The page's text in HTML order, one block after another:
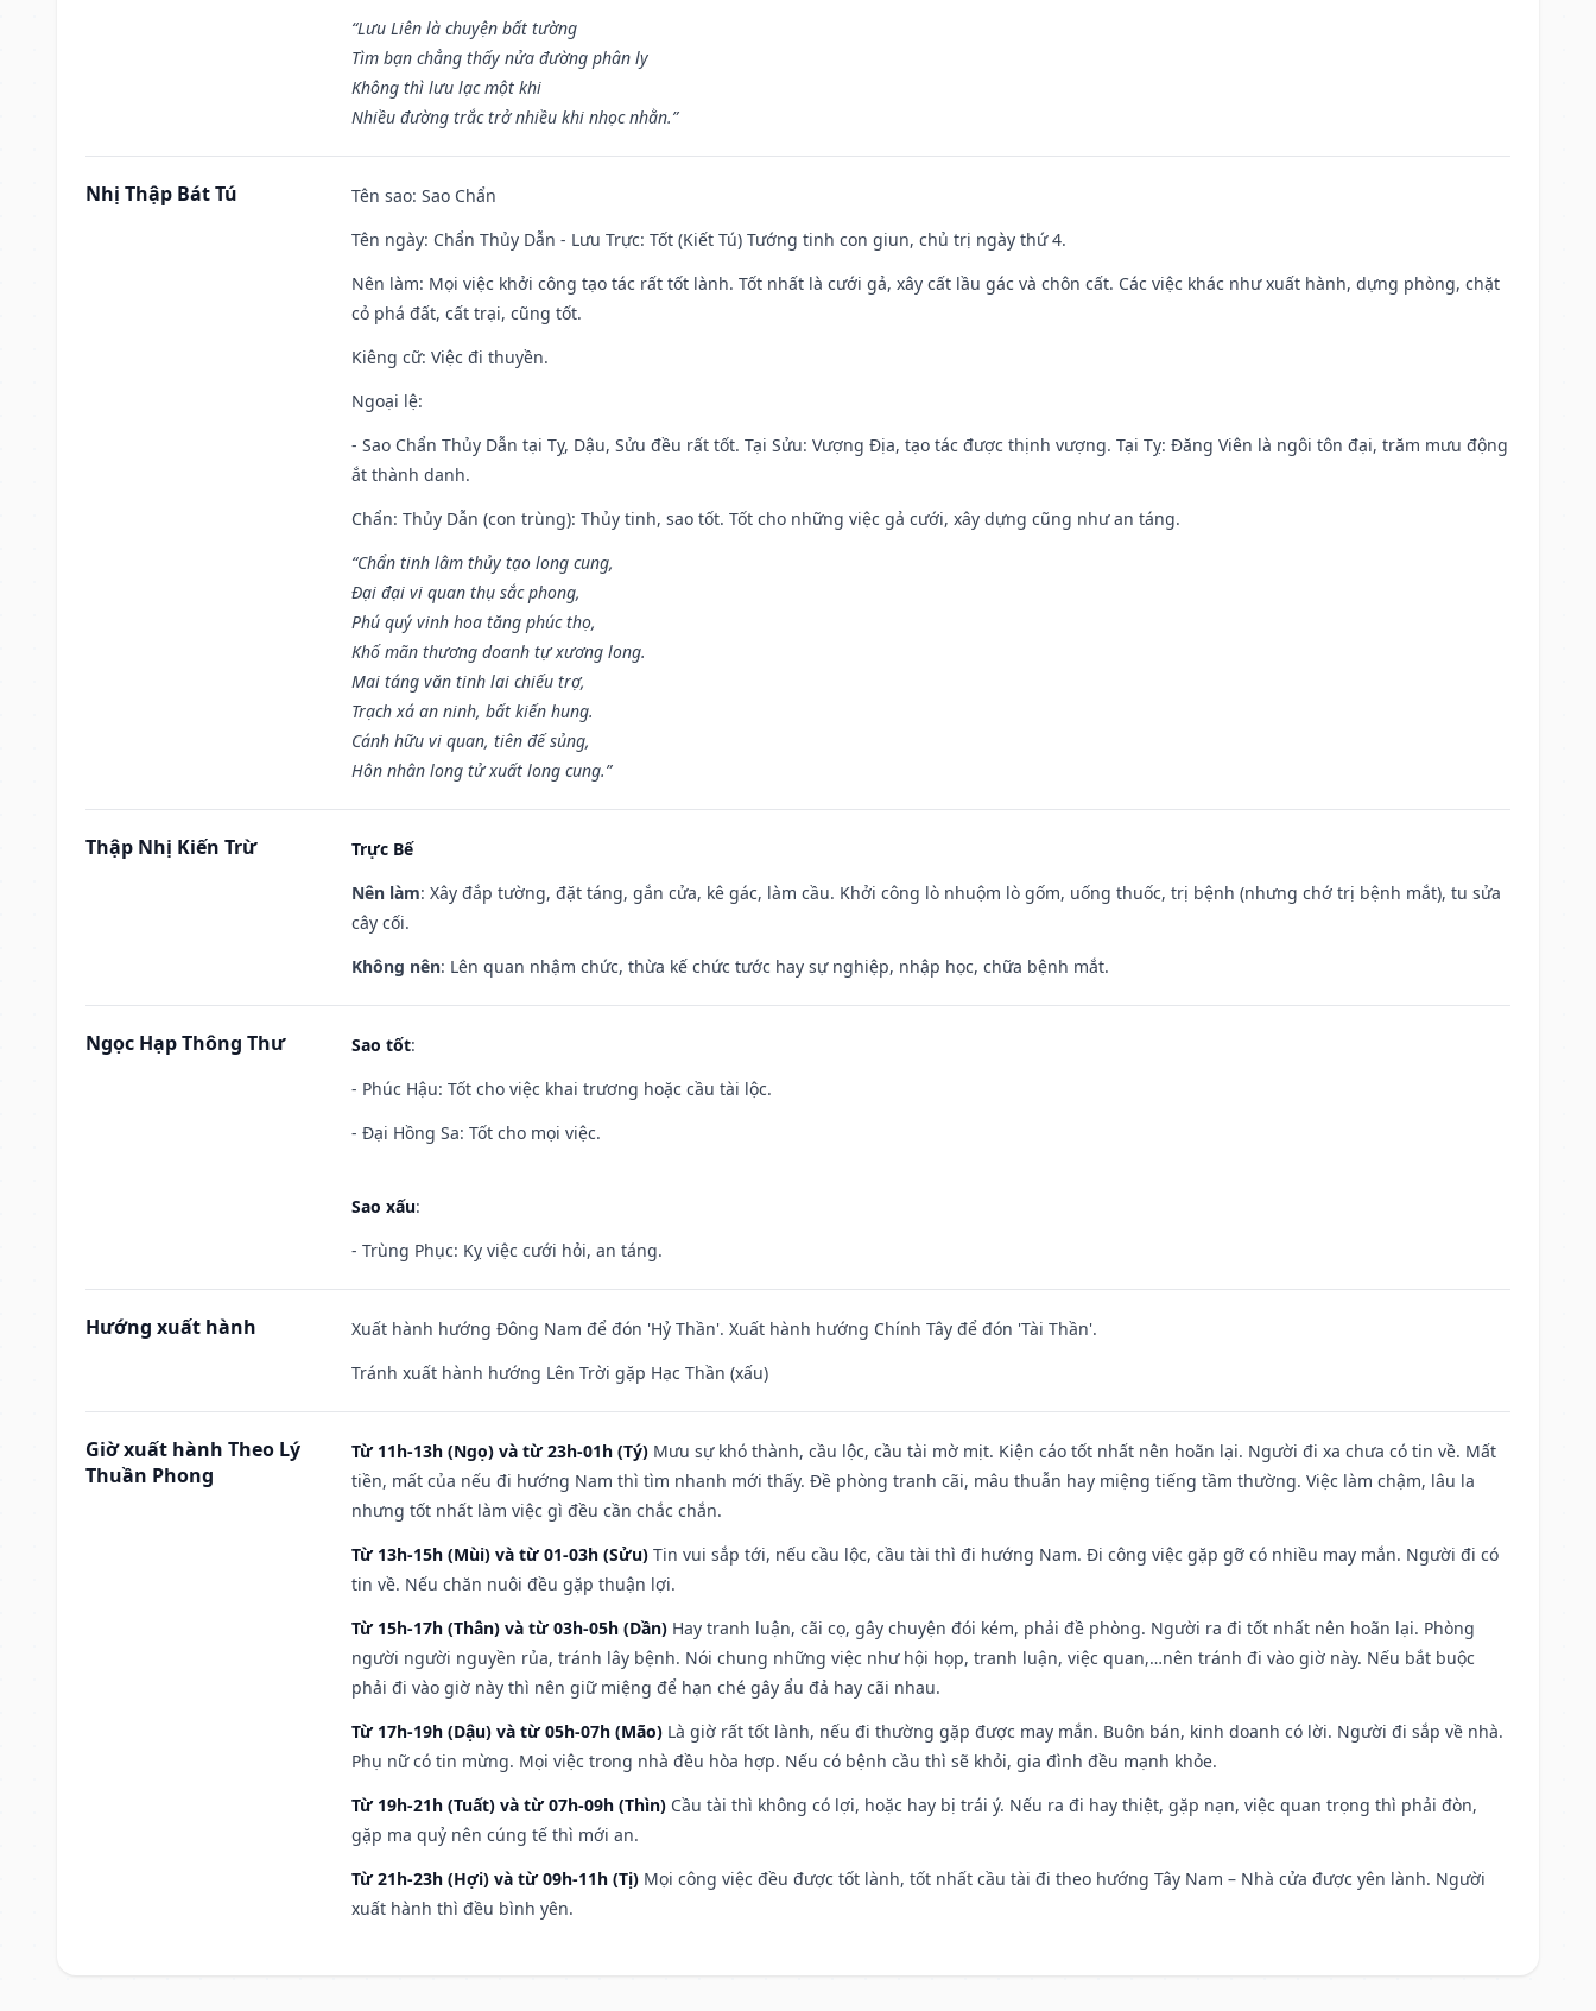
“Lưu Liên là chuyện bất tường
Tìm bạn chẳng thấy nửa đường phân ly
Không thì lưu lạc một khi
Nhiều đường trắc trở nhiều khi nhọc nhằn.”
Nhị Thập Bát Tú Tên sao: Sao Chẩn
Tên ngày: Chẩn Thủy Dẫn - Lưu Trực: Tốt (Kiết Tú) Tướng tinh con giun, chủ trị ngày thứ 4.
Nên làm: Mọi việc khởi công tạo tác rất tốt lành. Tốt nhất là cưới gả, xây cất lầu gác và chôn cất. Các việc khác như xuất hành, dựng phòng, chặt
cỏ phá đất, cất trại, cũng tốt.
Kiêng cữ: Việc đi thuyền.
Ngoại lệ:
- Sao Chẩn Thủy Dẫn tại Tỵ, Dậu, Sửu đều rất tốt. Tại Sửu: Vượng Địa, tạo tác được thịnh vượng. Tại Tỵ: Đăng Viên là ngôi tôn đại, trăm mưu động
ắt thành danh.
Chẩn: Thủy Dẫn (con trùng): Thủy tinh, sao tốt. Tốt cho những việc gả cưới, xây dựng cũng như an táng.
“Chẩn tinh lâm thủy tạo long cung,
Đại đại vi quan thụ sắc phong,
Phú quý vinh hoa tăng phúc thọ,
Khố mãn thương doanh tự xương long.
Mai táng văn tinh lai chiếu trợ,
Trạch xá an ninh, bất kiến hung.
Cánh hữu vi quan, tiên đế sủng,
Hôn nhân long tử xuất long cung.”
Thập Nhị Kiến Trừ
Trực Bế
Nên làm: Xây đắp tường, đặt táng, gắn cửa, kê gác, làm cầu. Khởi công lò nhuộm lò gốm, uống thuốc, trị bệnh (nhưng chớ trị bệnh mắt), tu sửa
cây cối.
Không nên: Lên quan nhậm chức, thừa kế chức tước hay sự nghiệp, nhập học, chữa bệnh mắt.
Ngọc Hạp Thông Thư Sao tốt:
- Phúc Hậu: Tốt cho việc khai trương hoặc cầu tài lộc.
- Đại Hồng Sa: Tốt cho mọi việc.
Sao xấu:
- Trùng Phục: Kỵ việc cưới hỏi, an táng.
Hướng xuất hành
Xuất hành hướng Đông Nam để đón 'Hỷ Thần'. Xuất hành hướng Chính Tây để đón 'Tài Thần'.
Tránh xuất hành hướng Lên Trời gặp Hạc Thần (xấu)
Giờ xuất hành Theo Lý
Thuần Phong
Từ 11h-13h (Ngọ) và từ 23h-01h (Tý) Mưu sự khó thành, cầu lộc, cầu tài mờ mịt. Kiện cáo tốt nhất nên hoãn lại. Người đi xa chưa có tin về. Mất
tiền, mất của nếu đi hướng Nam thì tìm nhanh mới thấy. Đề phòng tranh cãi, mâu thuẫn hay miệng tiếng tầm thường. Việc làm chậm, lâu la
nhưng tốt nhất làm việc gì đều cần chắc chắn.
Từ 13h-15h (Mùi) và từ 01-03h (Sửu) Tin vui sắp tới, nếu cầu lộc, cầu tài thì đi hướng Nam. Đi công việc gặp gỡ có nhiều may mắn. Người đi có
tin về. Nếu chăn nuôi đều gặp thuận lợi.
Từ 15h-17h (Thân) và từ 03h-05h (Dần) Hay tranh luận, cãi cọ, gây chuyện đói kém, phải đề phòng. Người ra đi tốt nhất nên hoãn lại. Phòng
người người nguyền rủa, tránh lây bệnh. Nói chung những việc như hội họp, tranh luận, việc quan,…nên tránh đi vào giờ này. Nếu bắt buộc
phải đi vào giờ này thì nên giữ miệng để hạn ché gây ẩu đả hay cãi nhau.
Từ 17h-19h (Dậu) và từ 05h-07h (Mão) Là giờ rất tốt lành, nếu đi thường gặp được may mắn. Buôn bán, kinh doanh có lời. Người đi sắp về nhà.
Phụ nữ có tin mừng. Mọi việc trong nhà đều hòa hợp. Nếu có bệnh cầu thì sẽ khỏi, gia đình đều mạnh khỏe.
Từ 19h-21h (Tuất) và từ 07h-09h (Thìn) Cầu tài thì không có lợi, hoặc hay bị trái ý. Nếu ra đi hay thiệt, gặp nạn, việc quan trọng thì phải đòn,
gặp ma quỷ nên cúng tế thì mới an.
Từ 21h-23h (Hợi) và từ 09h-11h (Tị) Mọi công việc đều được tốt lành, tốt nhất cầu tài đi theo hướng Tây Nam – Nhà cửa được yên lành. Người
xuất hành thì đều bình yên.